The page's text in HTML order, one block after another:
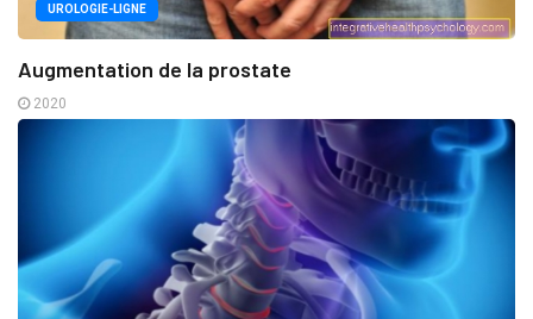
UROLOGIE-LIGNE
Augmentation de la prostate
2020